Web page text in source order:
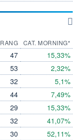
RANG
47
53
32
44
29
32
30
CAT. MORNING*
15,33%
2,32%
5,1%
7,49%
15,33%
41,07%
52,11%